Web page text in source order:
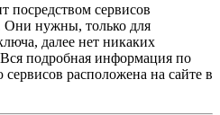
посредством сервисов
нужны, только для
далее нет никаких
подробная информация по
расположена на сайте в